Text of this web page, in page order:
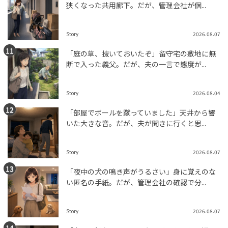
狭くなった共用廊下。だが、管理会社が個...
Story 2026.08.07
「庭の草、抜いておいたぞ」留守宅の敷地に無
断で入った義父。だが、夫の一言で態度が...
Story 2026.08.04
「部屋でボールを蹴っていました」天井から響
いた大きな音。だが、夫が聞きに行くと思...
Story 2026.08.07
「夜中の犬の鳴き声がうるさい」身に覚えのな
い匿名の手紙。だが、管理会社の確認で分...
Story 2026.08.07